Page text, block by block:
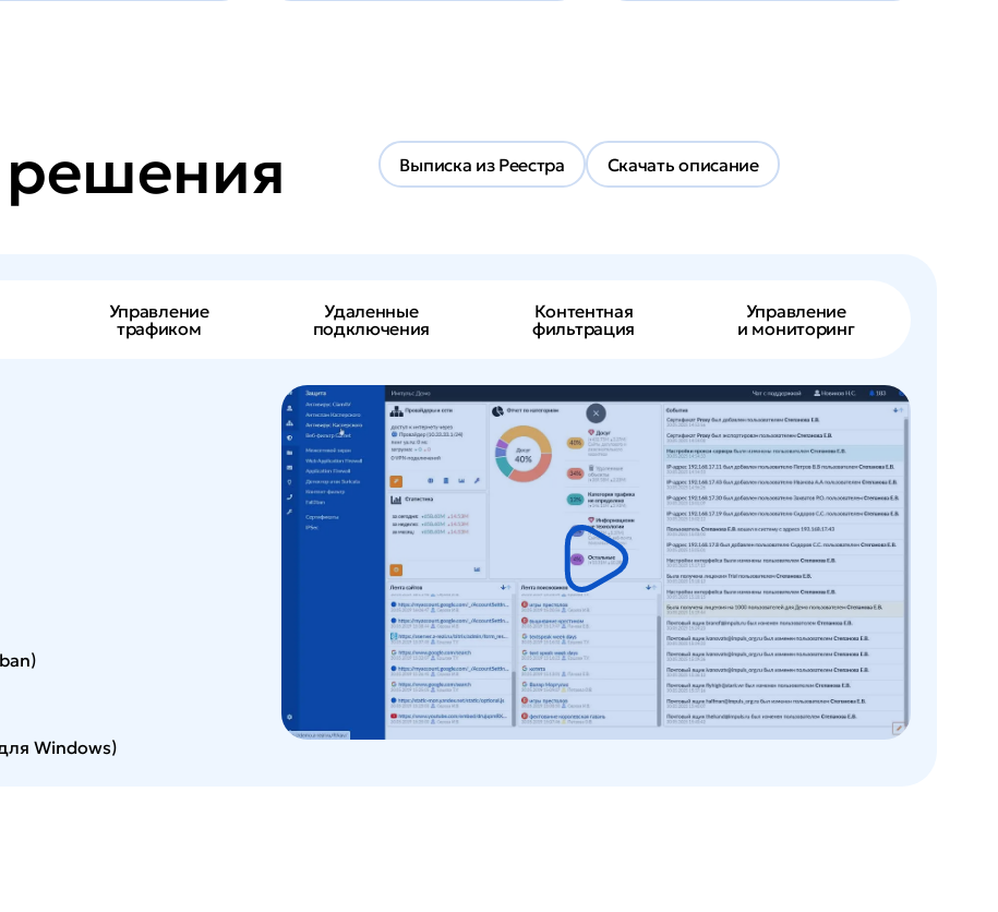
Выписка из Реестра Скачать описание
Управление
трафиком
Удаленные
подключения
Контентная
фильтрация
Управление
и мониторинг
Windows)